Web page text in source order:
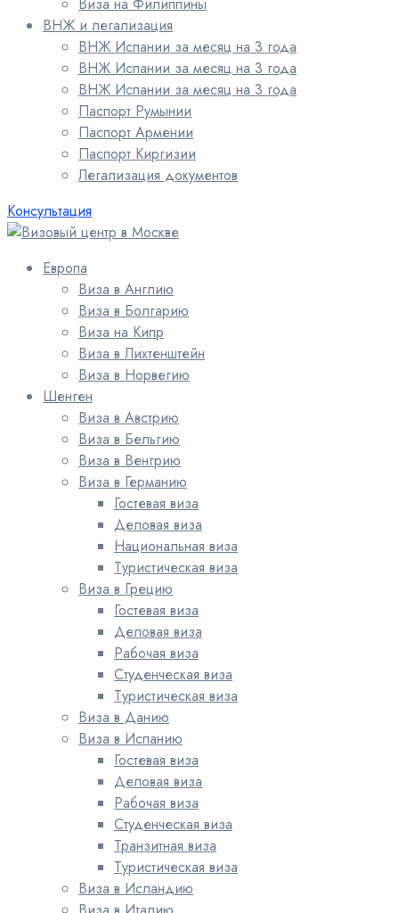
ВНЖ и легализация
ВНЖ Испании за месяц на 3 года
ВНЖ Испании за месяц на 3 года
ВНЖ Испании за месяц на 3 года
Паспорт Румынии
Паспорт Армении
Паспорт Киргизии
Легализация документов
Консультация
Европа
Виза в Англию
Виза в Болгарию
Виза на Кипр
Виза в Лихтенштейн
Виза в Норвегию
Шенген
Виза в Австрию
Виза в Бельгию
Виза в Венгрию
Виза в Германию
Гостевая виза
Деловая виза
Национальная виза
Туристическая виза
Виза в Грецию
Гостевая виза
Деловая виза
Рабочая виза
Студенческая виза
Туристическая виза
Виза в Данию
Виза в Испанию
Гостевая виза
Деловая виза
Рабочая виза
Студенческая виза
Транзитная виза
Туристическая виза
Виза в Исландию